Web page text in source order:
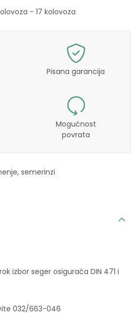
- 17 kolovoza
Pisana garancija
Mogućnost
povrata
semerinzi
izbor seger osigurača DIN 471 i
032/663-046